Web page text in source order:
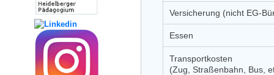
Versicherung (nicht EG-
Essen
Transportkosten
(Zug, Straßenbahn, Bus,